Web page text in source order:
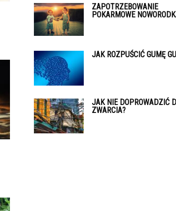
ZAPOTRZEBOWANIE
POKARMOWE
JAK ROZPUŚCIĆ GUMĘ
JAK NIE DOPROWADZIĆ
ZWARCIA?